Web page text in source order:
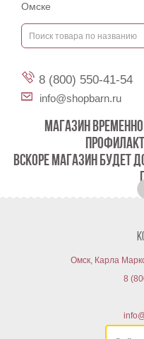
Омске
8 (800) 550-41-54
info@shopbarn.ru
МАГАЗИН
ВСКОРЕ МАГАЗИН БУДЕТ
Омск, Карла
8